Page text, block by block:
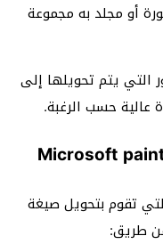
أو مجلد به مجموعة
التي يتم تحويلها إلى
تقوم بتحويل صيغة